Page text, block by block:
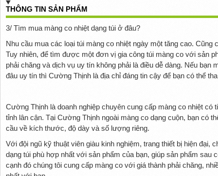
THÔNG TIN SẢN PHẨM
3/ Tìm mua màng co nhiệt dạng túi ở đâu?
Nhu cầu mua các loại túi màng co nhiệt ngày một tăng cao. Cũng
Tuy nhiên, để tìm được một đơn vị gia công túi màng co với sản
phải chăng và dịch vụ uy tín không phải là điều dễ dàng. Nếu bạn
đâu uy tín thì Cường Thịnh là địa chỉ đáng tin cậy để bạn có thể
Cường Thịnh là doanh nghiệp chuyên cung cấp màng co nhiệt có
tỉnh lân cận. Tại Cường Thịnh ngoài màng co dạng cuộn, bạn có
cầu về kích thước, độ dày và số lượng riêng.
Với đội ngũ kỹ thuật viên giàu kinh nghiệm, trang thiết bị hiện đại,
dạng túi phù hợp nhất với sản phẩm của bạn, giúp sản phẩm sau
cạnh đó chúng tôi cung cấp màng co với giá thành phải chăng,